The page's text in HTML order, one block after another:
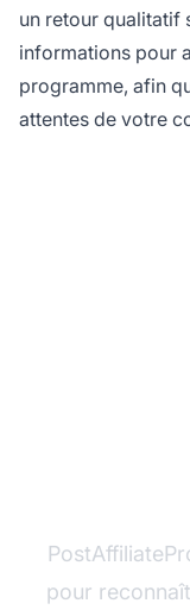
un retour qualitatif
informations pour
programme, afin
attentes de votre
pour